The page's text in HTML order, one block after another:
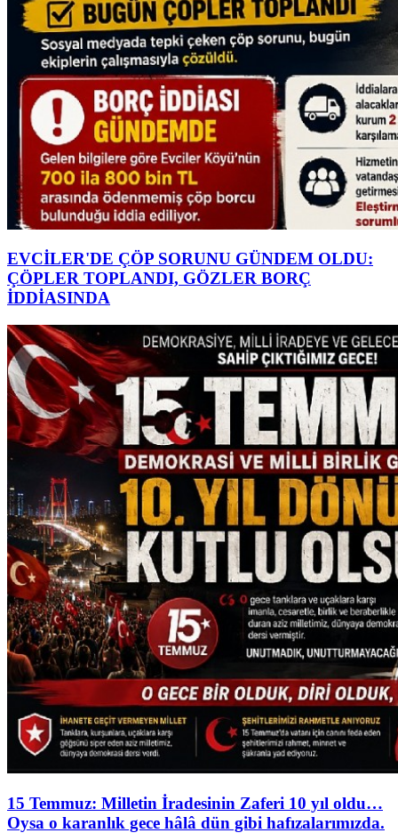
EVCİLER'DE ÇÖP SORUNU GÜNDEM OLDU:
ÇÖPLER TOPLANDI, GÖZLER BORÇ
İDDİASINDA
15 Temmuz: Milletin İradesinin Zaferi 10 yıl oldu…
Oysa o karanlık gece hâlâ dün gibi hafızalarımızda.